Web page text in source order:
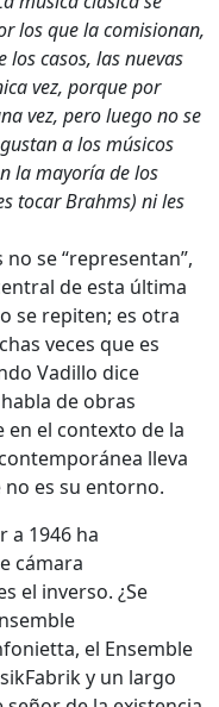
los que la comisionan,
los casos, las nuevas
vez, porque por
vez, pero luego no se
a los músicos
la mayoría de los
tocar Brahms) ni les
se “representan”,
de esta última
se repiten; es otra
veces que es
Vadillo dice
de obras
en el contexto de la
lleva
no es su entorno.
a 1946 ha
cámara
el inverso. ¿Se
el Ensemble
y un largo